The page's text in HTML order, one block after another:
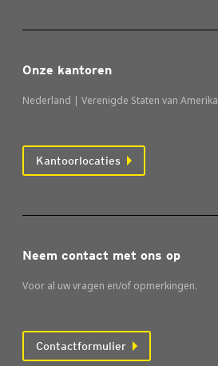
Onze kantoren
Nederland | Verenigde Staten van Amerika
Kantoorlocaties
Neem contact met ons op
Voor al uw vragen en/of opmerkingen.
Contactformulier